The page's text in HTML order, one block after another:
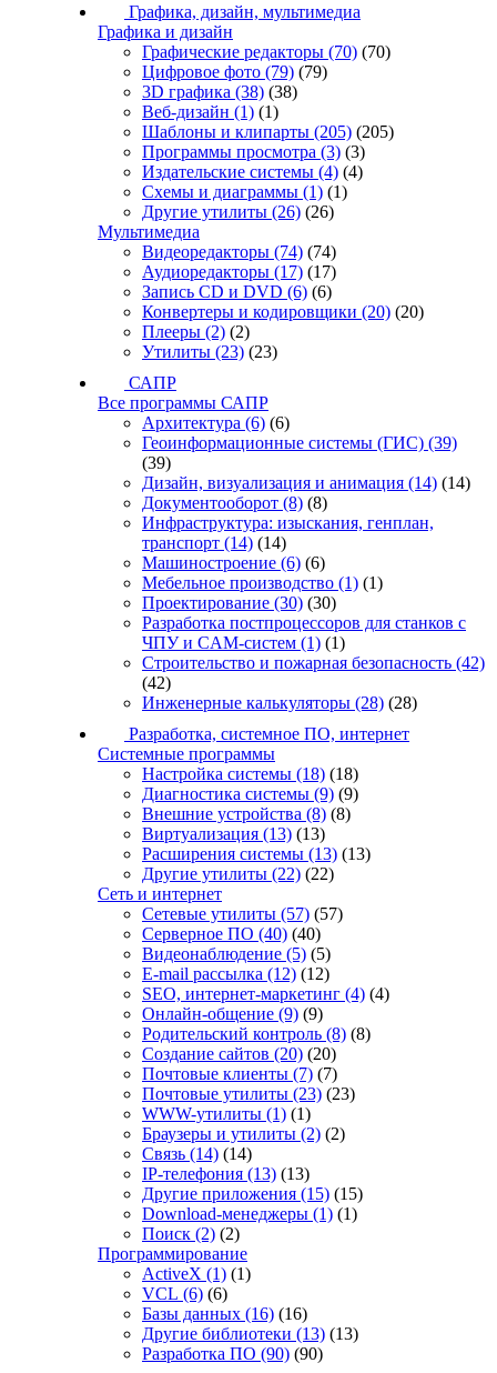
Графика, дизайн, мультимедиа
Графика и дизайн
Графические редакторы (70) (70)
Цифровое фото (79) (79)
3D графика (38) (38)
Веб-дизайн (1) (1)
Шаблоны и клипарты (205) (205)
Программы просмотра (3) (3)
Издательские системы (4) (4)
Схемы и диаграммы (1) (1)
Другие утилиты (26) (26)
Мультимедиа
Видеоредакторы (74) (74)
Аудиоредакторы (17) (17)
Запись CD и DVD (6) (6)
Конвертеры и кодировщики (20) (20)
Плееры (2) (2)
Утилиты (23) (23)
САПР
Все программы САПР
Архитектура (6) (6)
Геоинформационные системы (ГИС) (39)
(39)
Дизайн, визуализация и анимация (14) (14)
Документооборот (8) (8)
Инфраструктура: изыскания, генплан,
транспорт (14) (14)
Машиностроение (6) (6)
Мебельное производство (1) (1)
Проектирование (30) (30)
Разработка постпроцессоров для станков с
ЧПУ и CAM-систем (1) (1)
Строительство и пожарная безопасность (42)
(42)
Инженерные калькуляторы (28) (28)
Разработка, системное ПО, интернет
Системные программы
Настройка системы (18) (18)
Диагностика системы (9) (9)
Внешние устройства (8) (8)
Виртуализация (13) (13)
Расширения системы (13) (13)
Другие утилиты (22) (22)
Сеть и интернет
Сетевые утилиты (57) (57)
Серверное ПО (40) (40)
Видеонаблюдение (5) (5)
E-mail рассылка (12) (12)
SEO, интернет-маркетинг (4) (4)
Онлайн-общение (9) (9)
Родительский контроль (8) (8)
Создание сайтов (20) (20)
Почтовые клиенты (7) (7)
Почтовые утилиты (23) (23)
WWW-утилиты (1) (1)
Браузеры и утилиты (2) (2)
Связь (14) (14)
IP-телефония (13) (13)
Другие приложения (15) (15)
Download-менеджеры (1) (1)
Поиск (2) (2)
Программирование
ActiveX (1) (1)
VCL (6) (6)
Базы данных (16) (16)
Другие библиотеки (13) (13)
Разработка ПО (90) (90)